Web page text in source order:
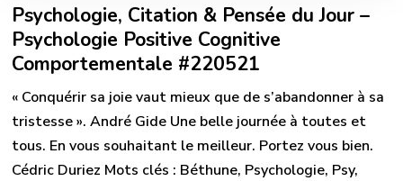
Psychologie, Citation & Pensée du Jour –
Psychologie Positive Cognitive
Comportementale #220521
« Conquérir sa joie vaut mieux que de s’abandonner à sa
tristesse ». André Gide Une belle journée à toutes et
tous. En vous souhaitant le meilleur. Portez vous bien.
Cédric Duriez Mots clés : Béthune, Psychologie, Psy,